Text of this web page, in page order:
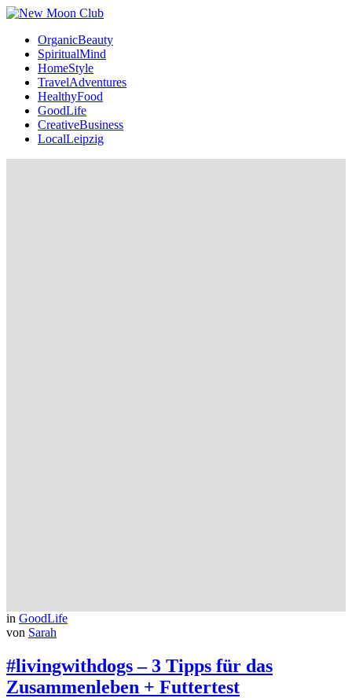
OrganicBeauty
SpiritualMind
HomeStyle
TravelAdventures
HealthyFood
GoodLife
CreativeBusiness
LocalLeipzig
in GoodLife
von Sarah
#livingwithdogs – 3 Tipps für das
Zusammenleben + Futtertest